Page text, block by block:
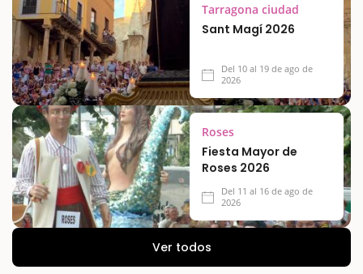
Tarragona ciudad
Sant Magí 2026
Del 10 al 19 de ago de
2026
Roses
Fiesta Mayor de
Roses 2026
Del 11 al 16 de ago de
2026
Ver todos